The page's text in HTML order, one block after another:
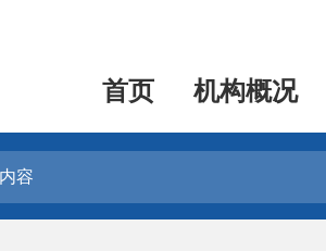
首页 机构概况